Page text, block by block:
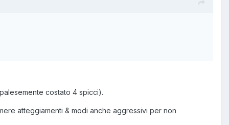
costato 4 spicci).
atteggiamenti & modi anche aggressivi per non